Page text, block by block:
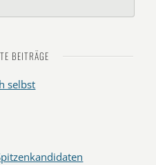
BEITRÄGE
selbst